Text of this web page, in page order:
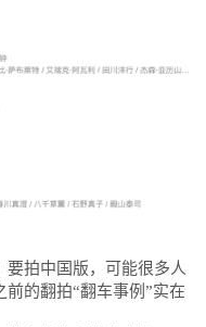
拍中国版，可能很多人
的翻拍“翻车事例”实在